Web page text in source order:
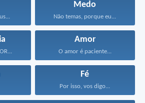
Medo
Não temas, porque eu...
Amor
O amor é paciente...
Fé
Por isso, vos digo...